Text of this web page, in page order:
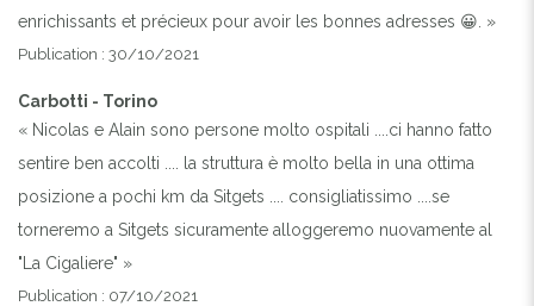
enrichissants et précieux pour avoir les bonnes adresses 😀. »
Publication : 30/10/2021
Carbotti - Torino
« Nicolas e Alain sono persone molto ospitali ....ci hanno fatto
sentire ben accolti .... la struttura è molto bella in una ottima
posizione a pochi km da Sitgets .... consigliatissimo ....se
torneremo a Sitgets sicuramente alloggeremo nuovamente al
"La Cigaliere" »
Publication : 07/10/2021